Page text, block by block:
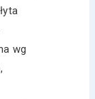
wg